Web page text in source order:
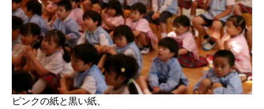
ピンクの紙と黒い紙、